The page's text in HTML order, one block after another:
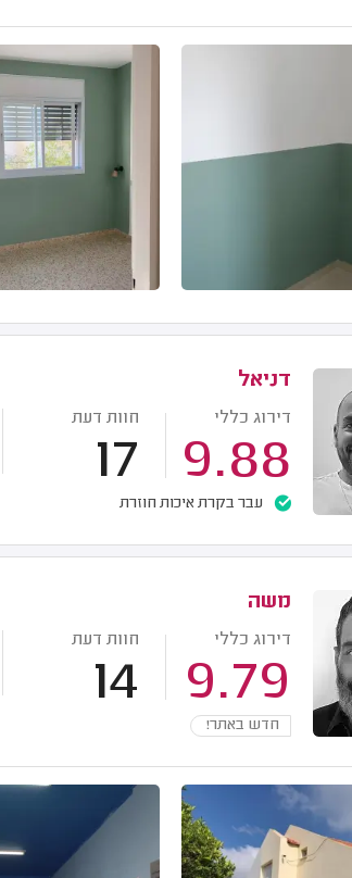
דניאל
דירוג כללי
9.88
חוות דעת
17
עבר בקרת איכות חוזרת
משה
דירוג כללי
9.79
חוות דעת
14
חדש באתר!